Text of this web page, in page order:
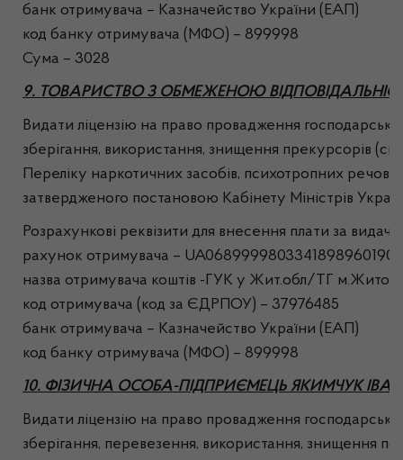
банк отримувача – Казначейство України (ЕАП)
код банку отримувача (МФО) – 899998
Сума – 3028
9. ТОВАРИСТВО З ОБМЕЖЕНОЮ
Видати ліцензію на право провадження
зберігання, використання, знищення прекурсорів
Переліку наркотичних засобів, психотропних
затвердженого постановою Кабінету Міністрів
Розрахункові реквізити для внесення плати за видачу
рахунок отримувача –
назва отримувача коштів -ГУК у Жит.обл/ТГ
код отримувача (код за ЄДРПОУ) – 37976485
банк отримувача – Казначейство України (ЕАП)
код банку отримувача (МФО) – 899998
10. ФІЗИЧНА ОСОБА-ПІДПРИЄМЕЦЬ ЯКИМЧУК
Видати ліцензію на право провадження
зберігання, перевезення, використання, знищення